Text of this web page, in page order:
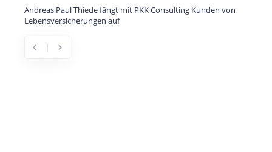
mit PKK Consulting Kunden von
chevron_left chevron_right